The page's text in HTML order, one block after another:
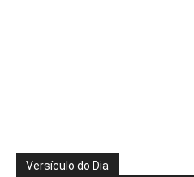
Versículo do Dia